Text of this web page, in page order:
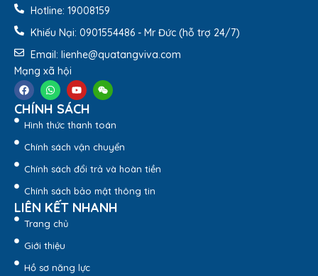
Thương hiệu Minh Long I
Mã sản phẩm
Hotline: 19008159
Khiếu Nại: 0901554486 - Mr Đức (hỗ trợ 24/7)
Email: lienhe@quatangviva.com
Mạng xã hội
CHÍNH SÁCH
Hình thức thanh toán
Chính sách vận chuyển
Chính sách đổi trả và hoàn tiền
Chính sách bảo mật thông tin
LIÊN KẾT NHANH
Trang chủ
Giới thiệu
Hồ sơ năng lực